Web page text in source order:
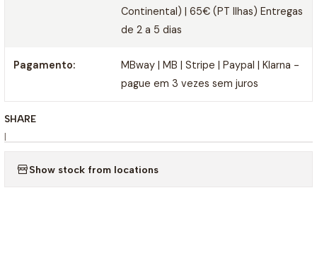
Continental) | 65€ (PT Ilhas) Entregas
de 2 a 5 dias
Pagamento:
MBway | MB | Stripe | Paypal | Klarna -
pague em 3 vezes sem juros
SHARE
|
Show stock from locations